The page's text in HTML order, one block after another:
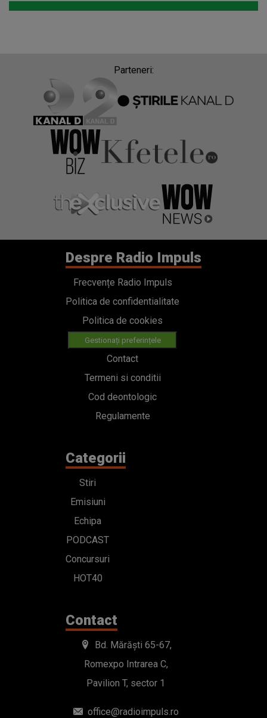
Parteneri:
Despre Radio Impuls
Frecvențe Radio Impuls
Politica de confidentialitate
Politica de cookies
Gestionați preferințele
Contact
Termeni si conditii
Cod deontologic
Regulamente
Categorii
Stiri
Emisiuni
Echipa
PODCAST
Concursuri
HOT40
Contact
Bd. Mărăști 65-67,
Romexpo Intrarea C,
Pavilion T, sector 1
office@radioimpuls.ro